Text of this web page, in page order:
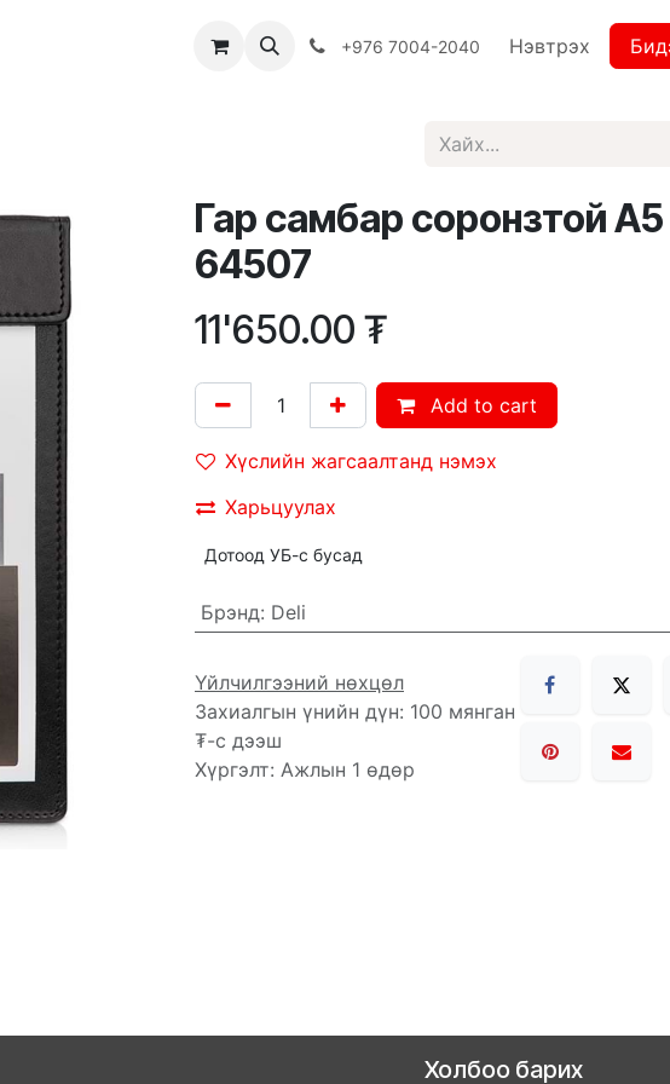
Хямдрал ♻️ Эко шогол+976 7004-2040 Нэвтрэх
Гар самбар соронзтой А5
64507
11'650.00 ₮
Add to cart
Хүслийн жагсаалтанд нэмэх
Харьцуулах
Дотоод УБ-с бусад
Брэнд: Deli
Үйлчилгээний нөхцөл
Захиалгын үнийн дүн: 100 мянган
₮-с дээш
Хүргэлт: Ажлын 1 өдөр
Холбоо барих